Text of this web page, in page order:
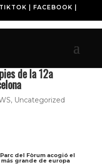
TIKTOK FACEBOOK
de la 12a
, Uncategorized
del Fòrum acogió el
grande de europa